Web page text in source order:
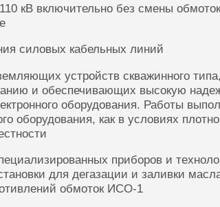
кВ включительно без смены
силовых кабельных линий
устройств скважинного
и обеспечивающих высокую
оборудования. Работы
оборудования, как в условиях
приборов и
для дегазации и заливки
обмоток ИСО-1